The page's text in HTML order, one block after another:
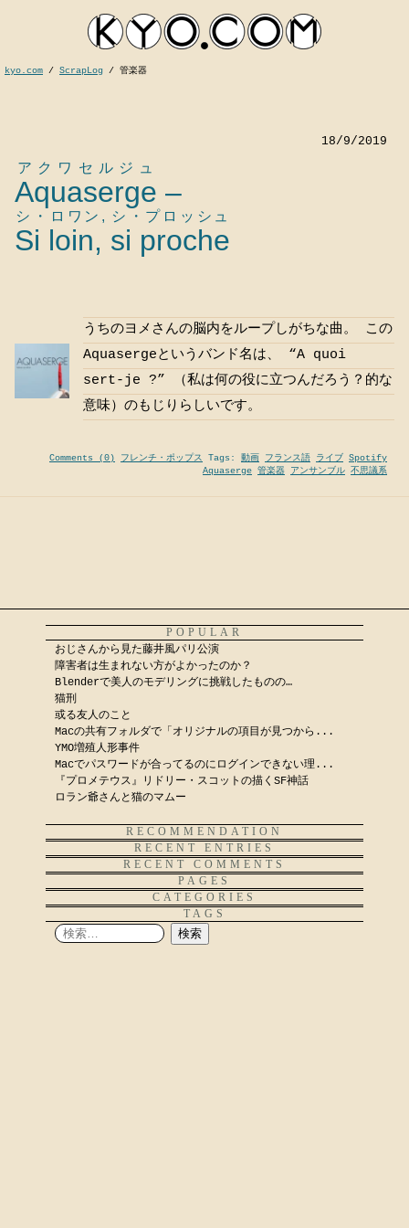
kyo.com / ScrapLog / 管楽器
18/9/2019
Aquaserge
アクワセルジュ
–
Si loin, si proche
シ・ロワン, シ・プロッシュ
うちのヨメさんの脳内をループしがちな曲。 この
Aquasergeというバンド名は、 “A quoi
sert-je ?” （私は何の役に立つんだろう？的な
意味）のもじりらしいです。
Comments (0) フレンチ・ポップス Tags: 動画 フランス語 ライブ Spotify
Aquaserge 管楽器 アンサンブル 不思議系
POPULAR
おじさんから見た藤井風パリ公演
障害者は生まれない方がよかったのか？
Blenderで美人のモデリングに挑戦したものの…
猫刑
或る友人のこと
Macの共有フォルダで「オリジナルの項目が見つから...
YMO増殖人形事件
Macでパスワードが合ってるのにログインできない理...
『プロメテウス』リドリー・スコットの描くSF神話
ロラン爺さんと猫のマムー
RECOMMENDATION
RECENT ENTRIES
RECENT COMMENTS
PAGES
CATEGORIES
TAGS